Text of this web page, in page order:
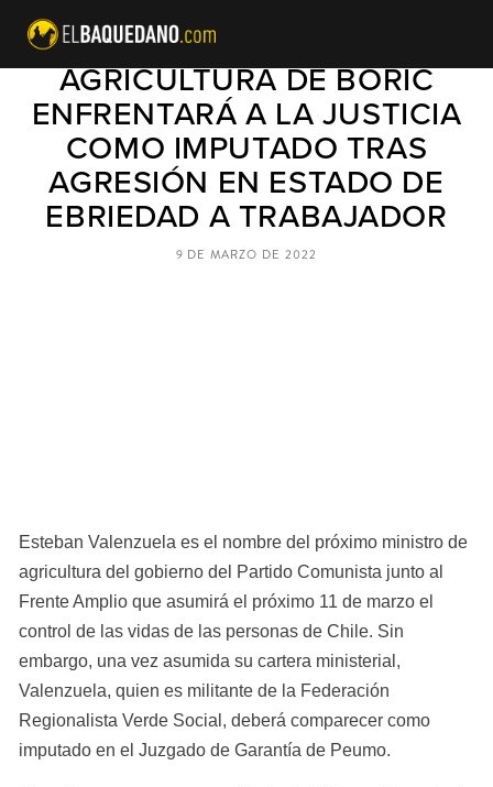
PRÓXIMO MINISTRO DE
AGRICULTURA DE BORIC
ENFRENTARÁ A LA JUSTICIA
COMO IMPUTADO TRAS
AGRESIÓN EN ESTADO DE
EBRIEDAD A TRABAJADOR
Esteban Valenzuela es el nombre del próximo ministro de
agricultura del gobierno del Partido Comunista junto al
Frente Amplio que asumirá el próximo 11 de marzo el
control de las vidas de las personas de Chile. Sin
embargo, una vez asumida su cartera ministerial,
Valenzuela, quien es militante de la Federación
Regionalista Verde Social, deberá comparecer como
imputado en el Juzgado de Garantía de Peumo.
9 DE MARZO DE 2022